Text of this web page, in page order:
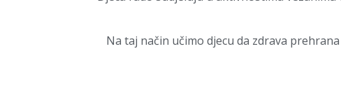
Na taj način učimo djecu da zdrava